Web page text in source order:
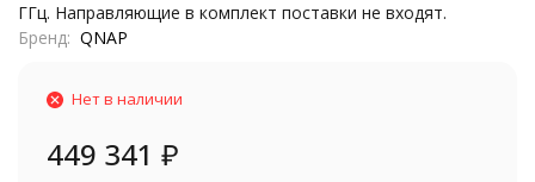
ГГц. Направляющие в комплект поставки не входят.
Бренд QNAP
Нет в наличии
449 341 ₽